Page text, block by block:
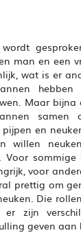
man en een
wat is er
Maar bijna
samen
en
willen
Voor sommige
voor
prettig om
Die
er zijn
geven aan